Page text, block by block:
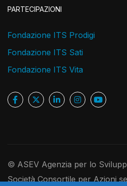
PARTECIPAZIONI
Fondazione ITS Prodigi
Fondazione ITS Sati
Fondazione ITS Vita
© ASEV Agenzia per lo
Società Consortile per Azioni